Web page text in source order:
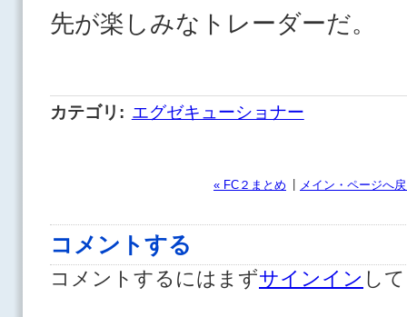
先が楽しみなトレーダーだ。
カテゴリ : エグゼキューショナー
« FC２まとめ メイン・ページへ
コメントする
コメントするにはまずサインイン し